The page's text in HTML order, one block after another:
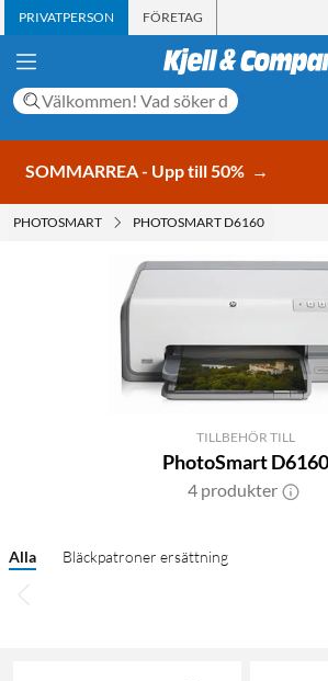
PRIVATPERSON FÖRETAG
SOMMARREA - Upp till 50% →
PHOTOSMART PHOTOSMART D6160
TILLBEHÖR TILL
PhotoSmart D6160
4 produkter
Alla Bläckpatroner ersättning